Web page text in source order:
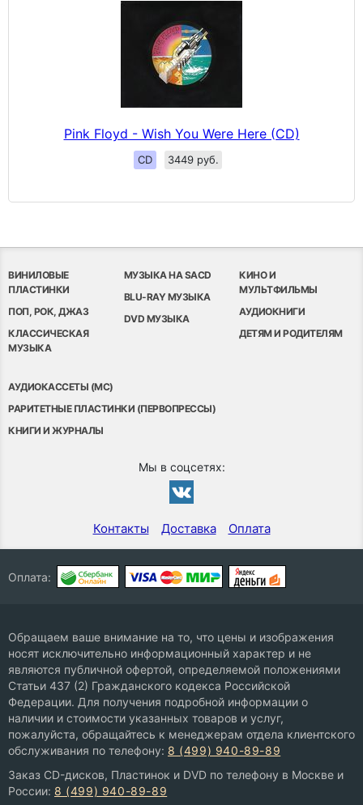
Pink Floyd - Wish You Were Here (CD)
CD 3449 руб.
ВИНИЛОВЫЕ
ПЛАСТИНКИ
ПОП, РОК, ДЖАЗ
КЛАССИЧЕСКАЯ
МУЗЫКА
МУЗЫКА НА SACD
BLU-RAY МУЗЫКА
DVD МУЗЫКА
КИНО И
МУЛЬТФИЛЬМЫ
АУДИОКНИГИ
ДЕТЯМ И РОДИТЕЛЯМ
АУДИОКАССЕТЫ (MC)
РАРИТЕТНЫЕ ПЛАСТИНКИ (ПЕРВОПРЕССЫ)
КНИГИ И ЖУРНАЛЫ
Мы в соцсетях:
Контакты Доставка Оплата
Оплата:
Обращаем ваше внимание на то, что цены и изображения
носят исключительно информационный характер и не
являются публичной офертой, определяемой положениями
Статьи 437 (2) Гражданского кодекса Российской
Федерации. Для получения подробной информации о
наличии и стоимости указанных товаров и услуг,
пожалуйста, обращайтесь к менеджерам отдела клиентского
обслуживания по телефону: 8 (499) 940-89-89
Заказ CD-дисков, Пластинок и DVD по телефону в Москве и
России: 8 (499) 940-89-89